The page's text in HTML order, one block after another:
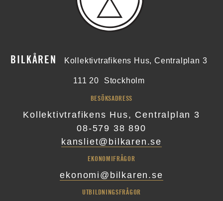
BILKÅREN Kollektivtrafikens Hus, Centralplan 3
111 20 Stockholm
BESÖKSADRESS
Kollektivtrafikens Hus, Centralplan 3
08-579 38 890
kansliet@bilkaren.se
EKONOMIFRÅGOR
ekonomi@bilkaren.se
UTBILDNINGSFRÅGOR